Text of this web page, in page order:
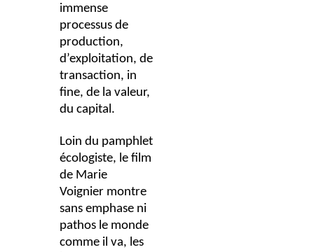
immense
processus de
production,
d’exploitation, de
transaction, in
fine, de la valeur,
du capital.
Loin du pamphlet
écologiste, le film
de Marie
Voignier montre
sans emphase ni
pathos le monde
comme il va, les